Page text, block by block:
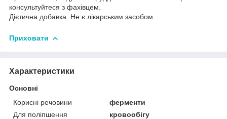
консультуйтеся з фахівцем.
Дієтична добавка. Не є лікарським засобом.
Приховати
Характеристики
Основні
Корисні речовини
ферменти
Для поліпшення
кровообігу